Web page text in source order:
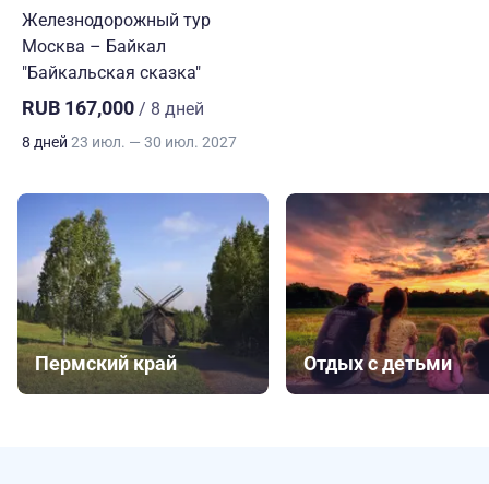
Железнодорожный тур
Москва – Байкал
"Байкальская сказка"
RUB 167,000 / 8 дней
8 дней 23 июл. — 30 июл. 2027
Пермский край Отдых с детьми